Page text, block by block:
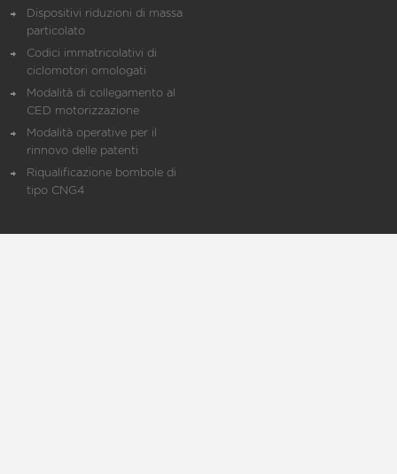
Dispositivi riduzioni di massa
particolato
Codici immatricolativi di
ciclomotori omologati
Modalità di collegamento al
CED motorizzazione
Modalità operative per il
rinnovo delle patenti
Riqualificazione bombole di
tipo CNG4